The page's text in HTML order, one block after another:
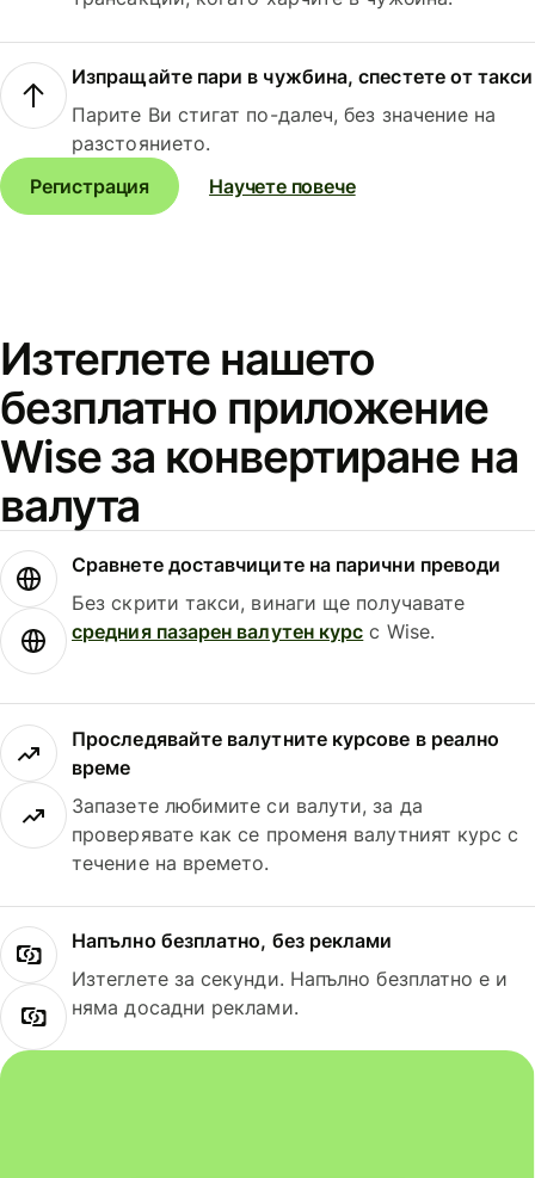
Изпращайте пари в чужбина, спестете от такси
Парите Ви стигат по-далеч, без значение на
разстоянието.
Регистрация
Научете повече
Изтеглете нашето
безплатно приложение
Wise за конвертиране на
валута
Сравнете доставчиците на парични преводи
Без скрити такси, винаги ще получавате
средния пазарен валутен курс с Wise.
Проследявайте валутните курсове в реално
време
Запазете любимите си валути, за да
проверявате как се променя валутният курс с
течение на времето.
Напълно безплатно, без реклами
Изтеглете за секунди. Напълно безплатно е и
няма досадни реклами.